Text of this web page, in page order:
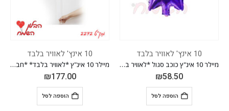
מיילר 10 אינ"ץ כוכב סגול *לאוויר בלבד* *חבילה של 50 יח'*
10 אינץ' לאוויר בלבד
מיילר 10 אינ"ץ *לאוויר בלבד* *חבילה של 50 יח'*
10 אינץ' לאוויר בלבד